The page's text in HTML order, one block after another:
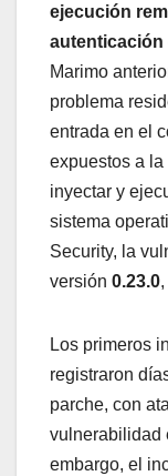
ejecución
autenticación
Marimo
problema
entrada en el
expuestos a
inyectar y
sistema
Security, la
versión 0.23.0
Los primeros
registraron
parche, con
vulnerabilidad
embargo, el